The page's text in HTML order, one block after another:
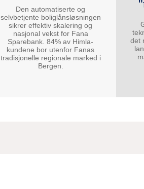
Den automatiserte og
selvbetjente boliglånsløsningen
sikrer effektiv skalering og
nasjonal vekst for Fana
Sparebank. 84% av Himla-
kundene bor utenfor Fanas
tradisjonelle regionale marked i
Bergen.
det